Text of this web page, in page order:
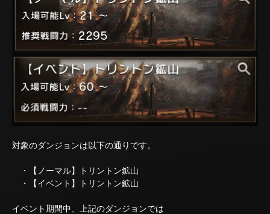
対象のダンジョンは以下の通りです。
・【ノーマル】トリントン鉱山
・【イベント】トリントン鉱山
イベント期間中、上記のダンジョンでは